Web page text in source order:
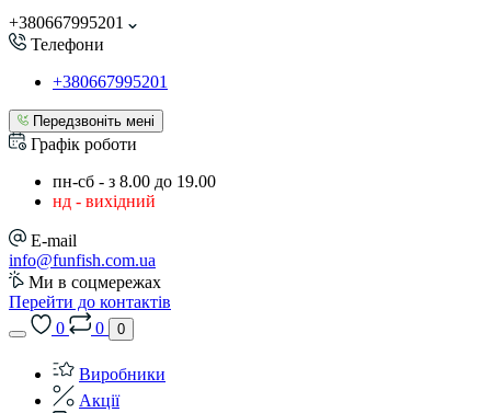
+380667995201
Телефони
+380667995201
Передзвоніть мені
Графік роботи
пн-сб - з 8.00 до 19.00
нд - вихідний
E-mail
info@funfish.com.ua
Ми в соцмережах
Перейти до контактів
0
0 0
Виробники
Акції